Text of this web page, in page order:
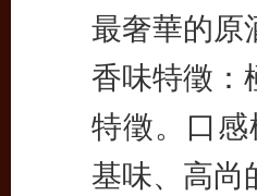
最奢華的原
香味特徵：
特徵。口
基味、高尚